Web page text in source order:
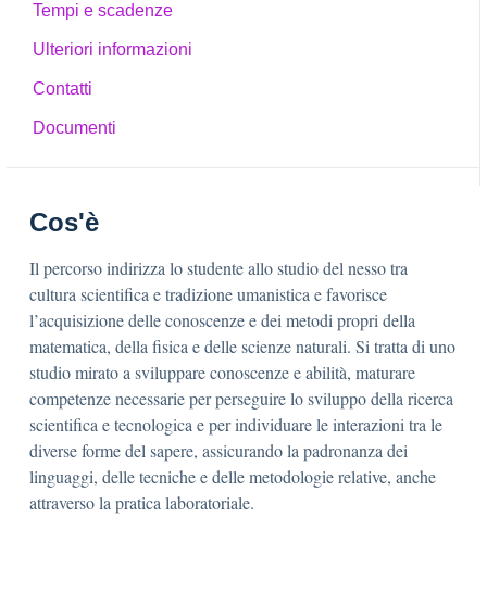
Tempi e scadenze
Ulteriori informazioni
Contatti
Documenti
Cos'è
Il percorso indirizza lo studente allo studio del nesso tra
cultura scientifica e tradizione umanistica e favorisce
l’acquisizione delle conoscenze e dei metodi propri della
matematica, della fisica e delle scienze naturali. Si tratta di uno
studio mirato a sviluppare conoscenze e abilità, maturare
competenze necessarie per perseguire lo sviluppo della ricerca
scientifica e tecnologica e per individuare le interazioni tra le
diverse forme del sapere, assicurando la padronanza dei
linguaggi, delle tecniche e delle metodologie relative, anche
attraverso la pratica laboratoriale.